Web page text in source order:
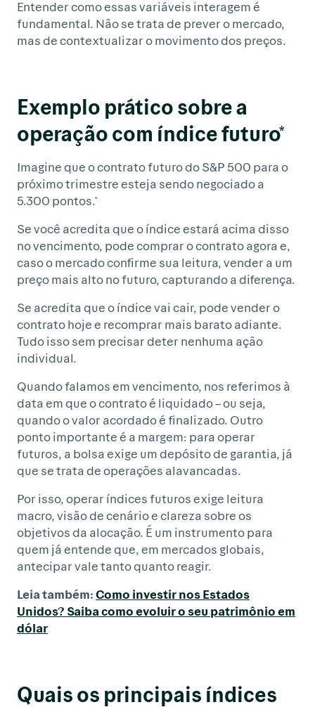
Entender como essas variáveis interagem é
fundamental. Não se trata de prever o mercado,
mas de contextualizar o movimento dos preços.
Exemplo prático sobre a
operação com índice futuro*
Imagine que o contrato futuro do S&P 500 para o
próximo trimestre esteja sendo negociado a
5.300 pontos.*
Se você acredita que o índice estará acima disso
no vencimento, pode comprar o contrato agora e,
caso o mercado confirme sua leitura, vender a um
preço mais alto no futuro, capturando a diferença.
Se acredita que o índice vai cair, pode vender o
contrato hoje e recomprar mais barato adiante.
Tudo isso sem precisar deter nenhuma ação
individual.
Quando falamos em vencimento, nos referimos à
data em que o contrato é liquidado – ou seja,
quando o valor acordado é finalizado. Outro
ponto importante é a margem: para operar
futuros, a bolsa exige um depósito de garantia, já
que se trata de operações alavancadas.
Por isso, operar índices futuros exige leitura
macro, visão de cenário e clareza sobre os
objetivos da alocação. É um instrumento para
quem já entende que, em mercados globais,
antecipar vale tanto quanto reagir.
Leia também:Como investir nos Estados
Unidos? Saiba como evoluir o seu patrimônio em
dólar
Quais os principais índices